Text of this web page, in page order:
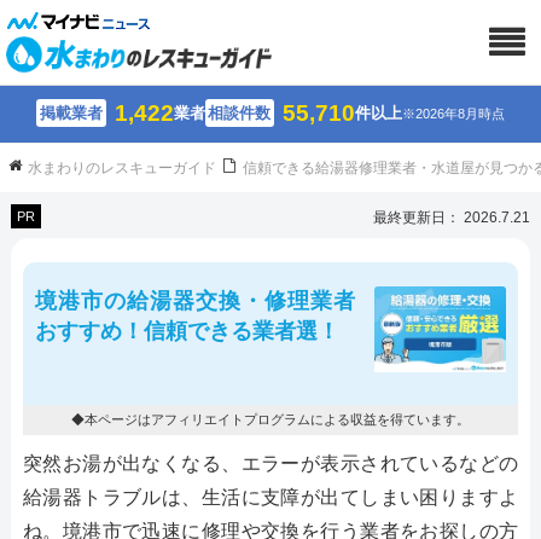
掲載業者 1,422業者相談件数 55,710件以上※2026年8月時点
水まわりのレスキューガイド 信頼できる給湯器修理業者・水道屋が見つか
PR 最終更新日： 2026.7.21
境港市の給湯器交換・修理業者
おすすめ！信頼できる業者選！
◆本ページはアフィリエイトプログラムによる収益を得ています。
突然お湯が出なくなる、エラーが表示されているなどの
給湯器トラブルは、生活に支障が出てしまい困りますよ
ね。境港市で迅速に修理や交換を行う業者をお探しの方